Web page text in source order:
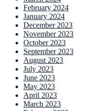
February 2024
January 2024
December 2023
November 2023
October 2023
September 2023
August 2023
July 2023
June 2023
May 2023
April 2023
March 2023